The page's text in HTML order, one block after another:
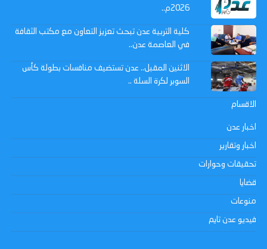
2026م..
كلية التربية عدن تبحث تعزيز التعاون مع مكتب الثقافة
في العاصمة عدن..
الاثنين المقبل.. عدن تستضيف منافسات بطولة كأس
السوبر لكرة السلة ..
الاقسام
اخبار عدن
اخبار وتقارير
تحقيقات وحوارات
قضايا
منوعات
فيديو عدن تايم